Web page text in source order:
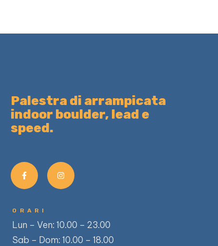
Palestra di arrampicata
indoor boulder, lead e
speed.
ORARI
Lun – Ven: 10.00 – 23.00
Sab – Dom: 10.00 – 18.00